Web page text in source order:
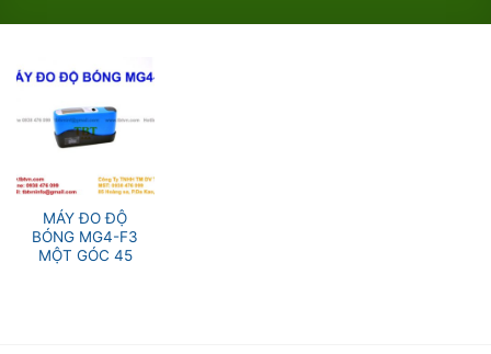
MÁY ĐO ĐỘ
BÓNG MG4-F3
MỘT GÓC 45